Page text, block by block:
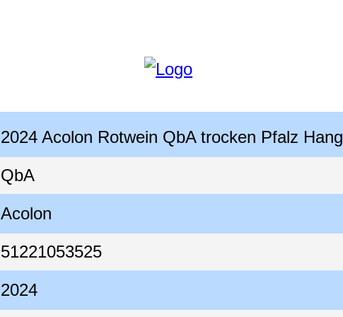
2024 Acolon Rotwein QbA trocken Pfalz Hang
QbA
Acolon
51221053525
2024